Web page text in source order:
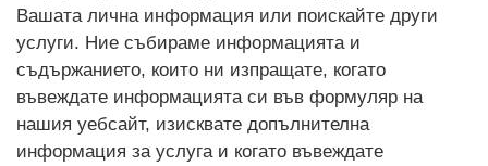
Вашата лична информация или поискайте други
услуги. Ние събираме информацията и
съдържанието, които ни изпращате, когато
въвеждате информацията си във формуляр на
нашия уебсайт, изисквате допълнителна
информация за услуга и когато въвеждате